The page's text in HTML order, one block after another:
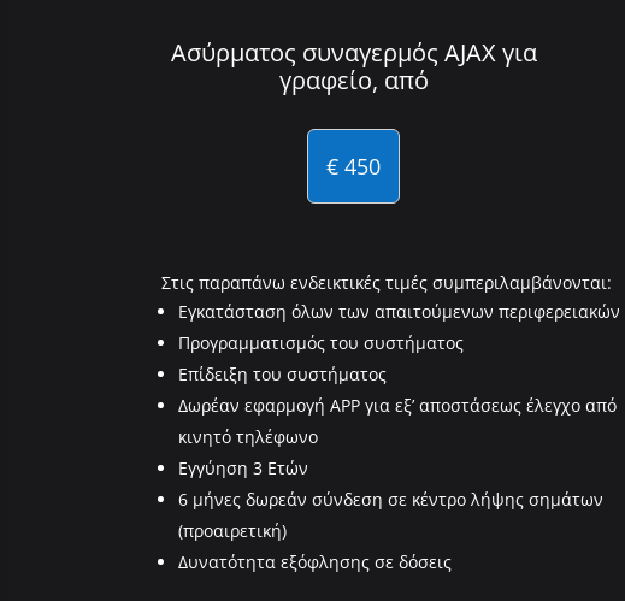
Ασύρματος συναγερμός AJAX για
γραφείο, από
€ 450
Στις παραπάνω ενδεικτικές τιμές συμπεριλαμβάνονται:
Εγκατάσταση όλων των απαιτούμενων περιφερειακών
Προγραμματισμός του συστήματος
Επίδειξη του συστήματος
Δωρέαν εφαρμογή APP για εξ’ αποστάσεως έλεγχο από
κινητό τηλέφωνο
Εγγύηση 3 Ετών
6 μήνες δωρεάν σύνδεση σε κέντρο λήψης σημάτων
(προαιρετική)
Δυνατότητα εξόφλησης σε δόσεις